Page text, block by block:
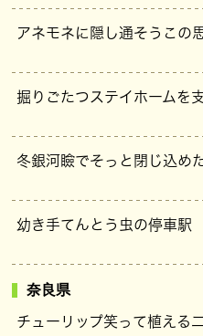
アネモネに隠し通そうこの
掘りごたつステイホームを
冬銀河瞼でそっと閉じ込め
幼き手てんとう虫の停車駅
奈良県
チューリップ笑って植える